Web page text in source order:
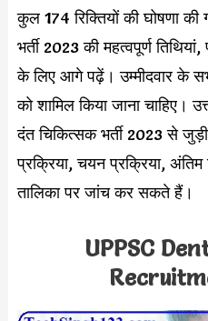
कुल 174 रिक्तियों की घोषणा
भर्ती 2023 की महत्वपूर्ण
के लिए आगे पढ़ें। उम्मीदवार के
को शामिल किया जाना चाहिए।
दंत चिकित्सक भर्ती 2023 से जुड़ी
प्रक्रिया, चयन प्रक्रिया, अंतिम
तालिका पर जांच कर सकते हैं।
UPPSC